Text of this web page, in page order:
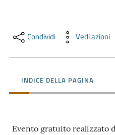
Tutelare
Impresa
e
Condividi Vedi azioni
INDICE DELLA PAGINA
Evento gratuito realizzato